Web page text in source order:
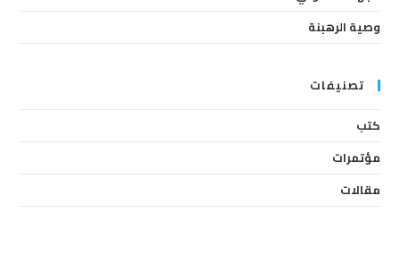
وصية الرهبنة
تصنيفات
كتب
مؤتمرات
مقالات